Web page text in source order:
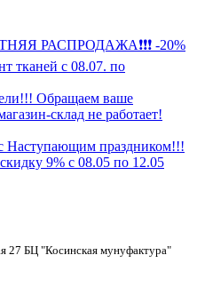
РАСПРОДАЖА❗️❗️❗️ -20%
тканей с 08.07. по
Обращаем ваше
склад не работает!
Наступающим праздником!!!
9% с 08.05 по 12.05
27 БЦ "Косинская мунуфактура"